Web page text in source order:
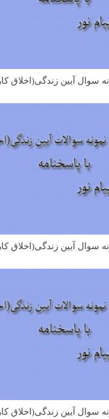
سوال آیین زندگی(اخلاق
سوال آیین زندگی(اخلاق
سوال آیین زندگی(اخلاق